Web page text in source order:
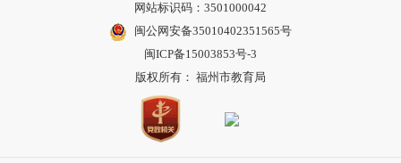
网站标识码：3501000042
闽公网安备35010402351565号
闽ICP备15003853号-3
版权所有： 福州市教育局